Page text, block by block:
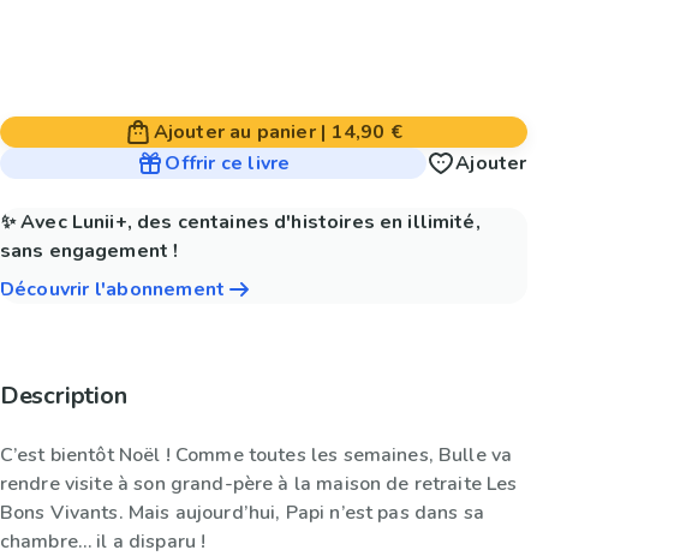
Ajouter au panier| 14,90 €
Offrir ce livre
Ajouter
✨ Avec Lunii+, des centaines d'histoires en illimité,
sans engagement !
Découvrir l'abonnement
Description
C’est bientôt Noël ! Comme toutes les semaines, Bulle va
rendre visite à son grand-père à la maison de retraite Les
Bons Vivants. Mais aujourd’hui, Papi n’est pas dans sa
chambre… il a disparu !